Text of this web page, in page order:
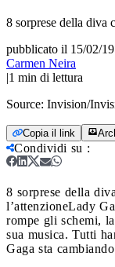
8 sorprese della diva
pubblicato il 15/02/19
Carmen Neira
|1 min di lettura
Source: Invision/
Copia il link
Condividi su :
8 sorprese della
l’attenzioneLady
rompe gli schemi,
sua musica. Tutti
Gaga sta